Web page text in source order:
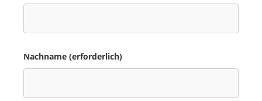
Nachname (erforderlich)